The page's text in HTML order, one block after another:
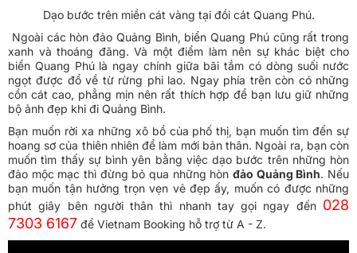
Dạo bước trên miền cát vàng tại đồi cát Quang Phú.
Ngoài các hòn đảo Quảng Bình, biển Quang Phú cũng rất trong
xanh và thoáng đãng. Và một điểm làm nên sự khác biệt cho
biển Quang Phú là ngay chính giữa bãi tắm có dòng suối nước
ngọt được đổ về từ rừng phi lao. Ngay phía trên còn có những
cồn cát cao, phẳng mịn nên rất thích hợp để bạn lưu giữ những
bộ ảnh đẹp khi đi Quảng Bình.
Bạn muốn rời xa những xô bồ của phố thị, bạn muốn tìm đến sự
hoang sơ của thiên nhiên để làm mới bản thân. Ngoài ra, bạn còn
muốn tìm thấy sự bình yên bằng việc dạo bước trên những hòn
đảo mộc mạc thì đừng bỏ qua những hòn đảo Quảng Bình. Nếu
bạn muốn tận hưởng trọn vẹn vẻ đẹp ấy, muốn có được những
phút giây bên người thân thì nhanh tay gọi ngay đến 028
7303 6167 để Vietnam Booking hỗ trợ từ A - Z.